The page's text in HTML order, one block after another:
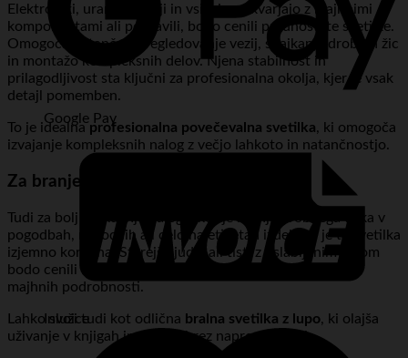
Google Pay
Invoice
Elektroniki, urarji, zlatarji in vsi, ki se ukvarjajo z majhnimi
komponentami ali popravili, bodo cenili prednosti te svetilke.
Omogoča natančno pregledovanje vezij, spajkanje drobnih žic
in montažo kompleksnih delov. Njena stabilnost in
prilagodljivost sta ključni za profesionalna okolja, kjer je vsak
detajl pomemben.
To je idealnaprofesionalna povečevalna svetilka, ki omogoča
izvajanje kompleksnih nalog z večjo lahkoto in natančnostjo.
Za branje in vsakodnevna opravila
Tudi za bolj vsakdanje naloge, kot je branje drobnega tiska v
pogodbah, navodilih ali celo na etiketah izdelkov, je ta svetilka
izjemno koristna. Starejši ljudje ali tisti z oslabljenim vidom
bodo cenili dodatno pomoč pri branju in prepoznavanju
majhnih podrobnosti.
Lahko služi tudi kot odlična bralna svetilka z lupo, ki olajša
uživanje v knjigah in revijah brez naprezanja oči.